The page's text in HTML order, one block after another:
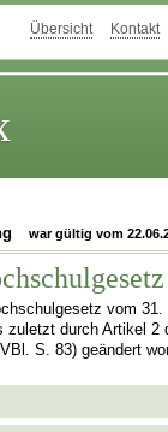
Übersicht Kontakt
war gültig vom
vom 31.
zuletzt durch Artikel 2
S. 83) geändert